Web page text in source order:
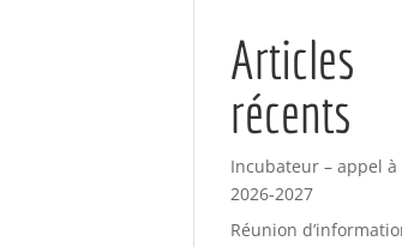
Articles
récents
Incubateur – appel
2026-2027
Réunion